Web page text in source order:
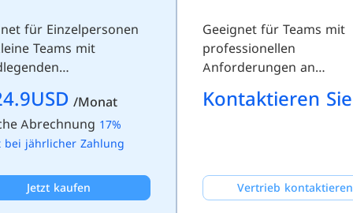
für Einzelpersonen
Teams mit
Signaturen
/Monat
Abrechnung 17%
bei jährlicher Zahlung
Jetzt kaufen
Geeignet für Teams mit
professionellen
Anforderungen an
API-Integration
Kontaktieren
Vertrieb kontaktieren